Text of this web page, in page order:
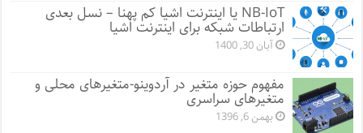
NB-IoT یا اینترنت اشیا کم پهنا – نسل بعدی
ارتباطات شبکه برای اینترنت اشیا
آبان 30, 1400
مفهوم حوزه متغیر در آردوینو-متغیرهای محلی و
متغیرهای سراسری
بهمن 6, 1396